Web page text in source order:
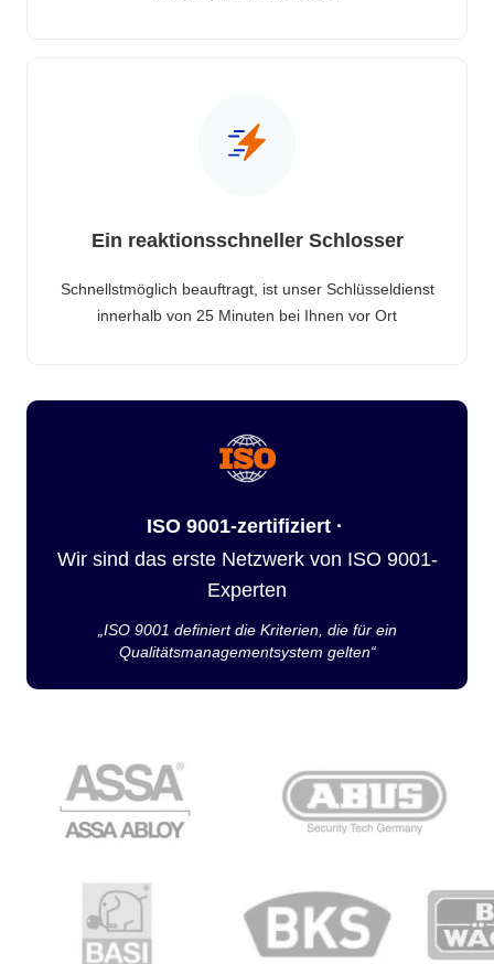
Ein reaktionsschneller Schlosser
Schnellstmöglich beauftragt, ist unser Schlüsseldienst
innerhalb von 25 Minuten bei Ihnen vor Ort
ISO 9001-zertifiziert ·
Wir sind das erste Netzwerk von ISO 9001-
Experten
„ISO 9001 definiert die Kriterien, die für ein
Qualitätsmanagementsystem gelten“